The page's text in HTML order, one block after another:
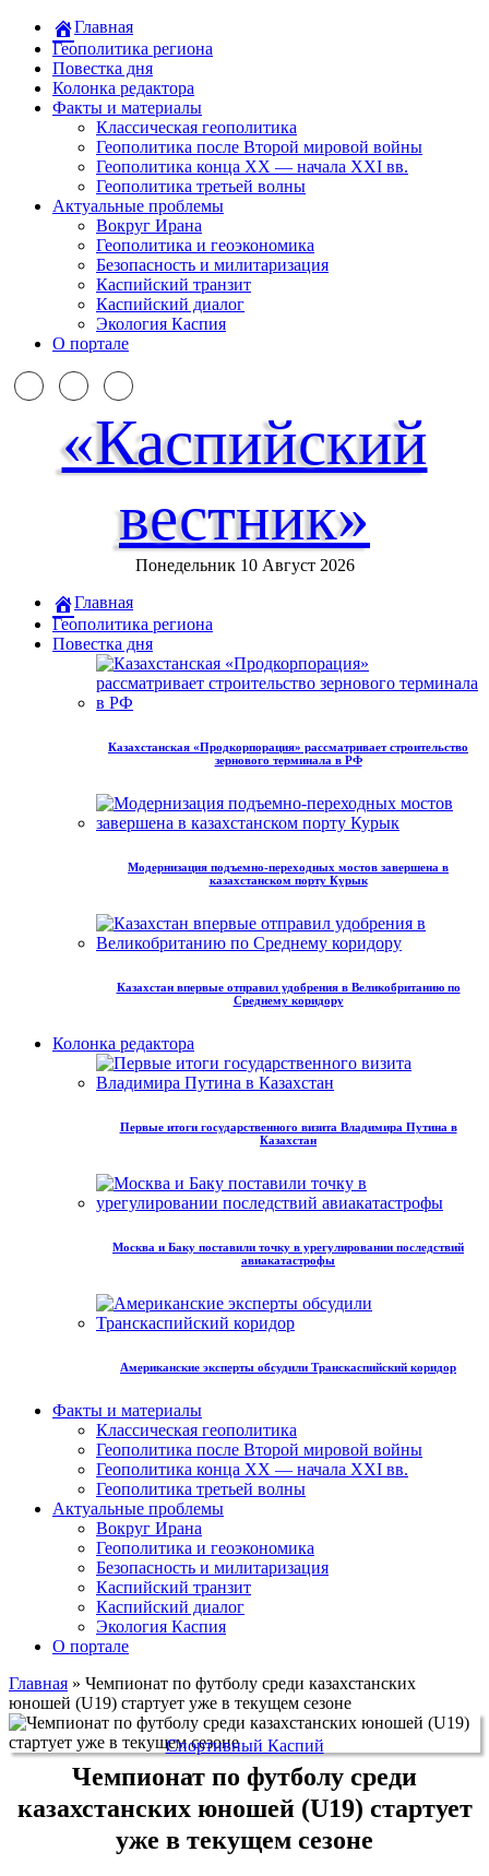
Главная
Геополитика региона
Повестка дня
Колонка редактора
Факты и материалы
Классическая геополитика
Геополитика после Второй мировой войны
Геополитика конца XX — начала XXI вв.
Геополитика третьей волны
Актуальные проблемы
Вокруг Ирана
Геополитика и геоэкономика
Безопасность и милитаризация
Каспийский транзит
Каспийский диалог
Экология Каспия
О портале
«Каспийский
вестник»
Понедельник 10 Август 2026
Главная
Геополитика региона
Повестка дня
Казахстанская «Продкорпорация» рассматривает строительство
зернового терминала в РФ
Модернизация подъемно-переходных мостов завершена в
казахстанском порту Курык
Казахстан впервые отправил удобрения в Великобританию по
Среднему коридору
Колонка редактора
Первые итоги государственного визита Владимира Путина в
Казахстан
Москва и Баку поставили точку в урегулировании последствий
авиакатастрофы
Американские эксперты обсудили Транскаспийский коридор
Факты и материалы
Классическая геополитика
Геополитика после Второй мировой войны
Геополитика конца XX — начала XXI вв.
Геополитика третьей волны
Актуальные проблемы
Вокруг Ирана
Геополитика и геоэкономика
Безопасность и милитаризация
Каспийский транзит
Каспийский диалог
Экология Каспия
О портале
Главная » Чемпионат по футболу среди казахстанских
юношей (U19) стартует уже в текущем сезоне
Спортивный Каспий
Чемпионат по футболу среди
казахстанских юношей (U19) стартует
уже в текущем сезоне